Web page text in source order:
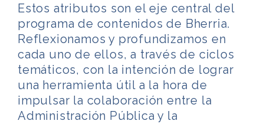
Estos atributos son el eje central del
programa de contenidos de Bherria.
Reflexionamos y profundizamos en
cada uno de ellos, a través de ciclos
temáticos, con la intención de lograr
una herramienta útil a la hora de
impulsar la colaboración entre la
Administración Pública y la